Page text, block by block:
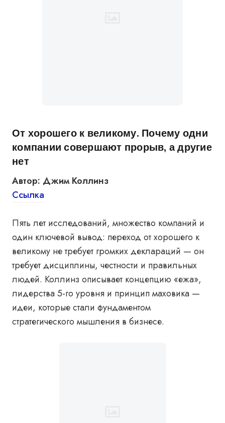
От хорошего к великому. Почему одни
компании совершают прорыв, а другие
нет
Автор: Джим Коллинз
Ссылка
Пять лет исследований, множество компаний и
один ключевой вывод: переход от хорошего к
великому не требует громких деклараций — он
требует дисциплины, честности и правильных
людей. Коллинз описывает концепцию «ежа»,
лидерства 5-го уровня и принцип маховика —
идеи, которые стали фундаментом
стратегического мышления в бизнесе.